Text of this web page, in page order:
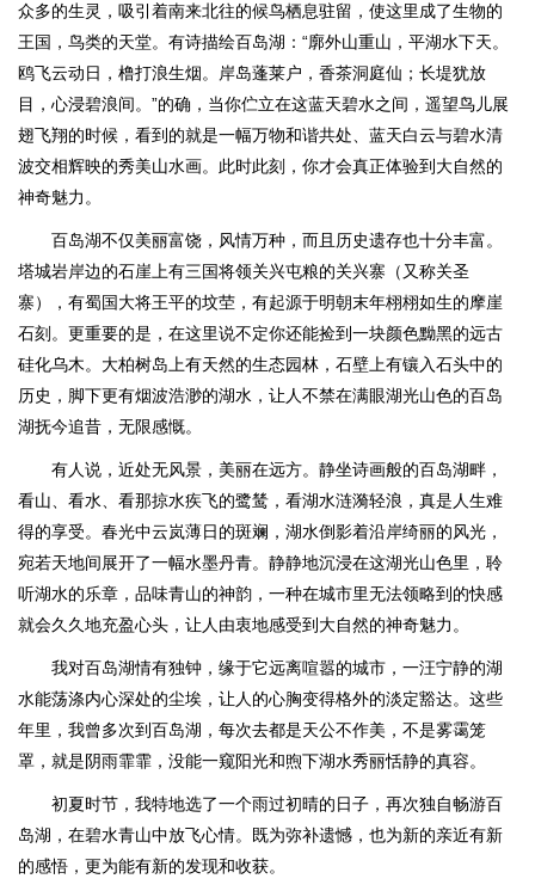
众多的生灵，吸引着南来北往的候鸟栖息驻留，使这里成了生物的
王国，鸟类的天堂。有诗描绘百岛湖：“廓外山重山，平湖水下天。
鸥飞云动日，橹打浪生烟。岸岛蓬莱户，香茶洞庭仙；长堤犹放
目，心浸碧浪间。”的确，当你伫立在这蓝天碧水之间，遥望鸟儿展
翅飞翔的时候，看到的就是一幅万物和谐共处、蓝天白云与碧水清
波交相辉映的秀美山水画。此时此刻，你才会真正体验到大自然的
神奇魅力。
百岛湖不仅美丽富饶，风情万种，而且历史遗存也十分丰富。
塔城岩岸边的石崖上有三国将领关兴屯粮的关兴寨（又称关圣
寨），有蜀国大将王平的坟茔，有起源于明朝末年栩栩如生的摩崖
石刻。更重要的是，在这里说不定你还能捡到一块颜色黝黑的远古
硅化乌木。大柏树岛上有天然的生态园林，石壁上有镶入石头中的
历史，脚下更有烟波浩渺的湖水，让人不禁在满眼湖光山色的百岛
湖抚今追昔，无限感慨。
有人说，近处无风景，美丽在远方。静坐诗画般的百岛湖畔，
看山、看水、看那掠水疾飞的鹭鸶，看湖水涟漪轻浪，真是人生难
得的享受。春光中云岚薄日的斑斓，湖水倒影着沿岸绮丽的风光，
宛若天地间展开了一幅水墨丹青。静静地沉浸在这湖光山色里，聆
听湖水的乐章，品味青山的神韵，一种在城市里无法领略到的快感
就会久久地充盈心头，让人由衷地感受到大自然的神奇魅力。
我对百岛湖情有独钟，缘于它远离喧嚣的城市，一汪宁静的湖
水能荡涤内心深处的尘埃，让人的心胸变得格外的淡定豁达。这些
年里，我曾多次到百岛湖，每次去都是天公不作美，不是雾霭笼
罩，就是阴雨霏霏，没能一窥阳光和煦下湖水秀丽恬静的真容。
初夏时节，我特地选了一个雨过初晴的日子，再次独自畅游百
岛湖，在碧水青山中放飞心情。既为弥补遗憾，也为新的亲近有新
的感悟，更为能有新的发现和收获。